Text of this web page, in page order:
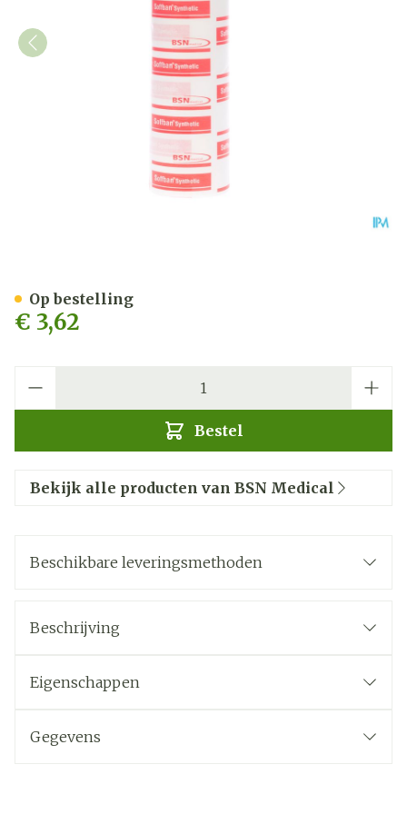
€ 3,62
Bestel
Op bestelling
Bekijk alle producten van BSN Medical
Beschikbare leveringsmethoden
Beschrijving
Eigenschappen
Gegevens